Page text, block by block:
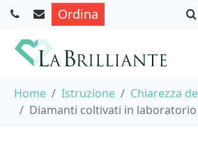
Ordina
Home Istruzione
Chiarezza
Diamanti coltivati in laboratorio